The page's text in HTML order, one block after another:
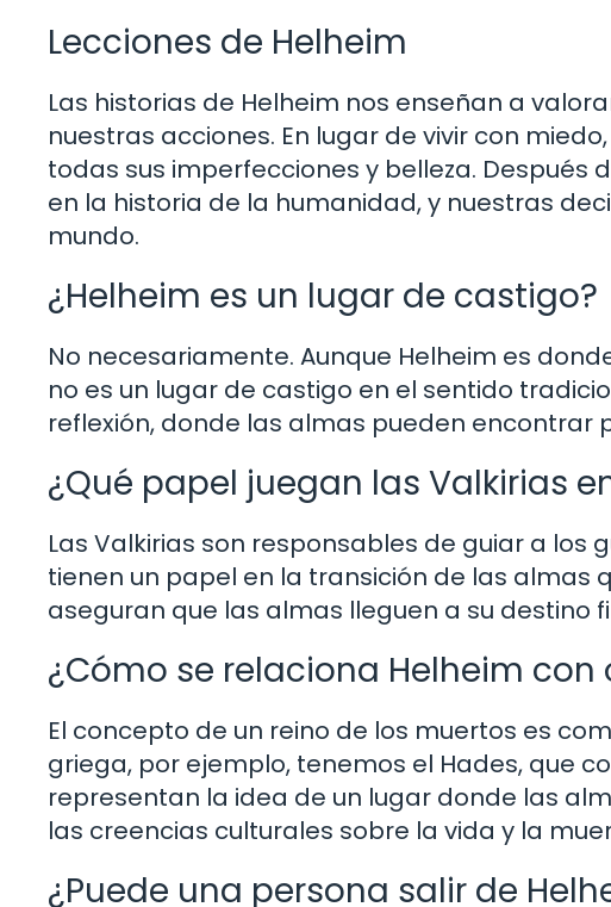
Lecciones de Helheim
Las historias de Helheim nos enseñan a
nuestras acciones. En lugar de vivir con
todas sus imperfecciones y belleza.
en la historia de la humanidad, y nuestras
mundo.
¿Helheim es un lugar de castigo?
No necesariamente. Aunque Helheim es
no es un lugar de castigo en el sentido
reflexión, donde las almas pueden encontrar
¿Qué papel juegan las Valkirias
Las Valkirias son responsables de guiar a
tienen un papel en la transición de las almas
aseguran que las almas lleguen a su destino
¿Cómo se relaciona Helheim
El concepto de un reino de los muertos es
griega, por ejemplo, tenemos el Hades, que
representan la idea de un lugar donde las
las creencias culturales sobre la vida y la
¿Puede una persona salir de